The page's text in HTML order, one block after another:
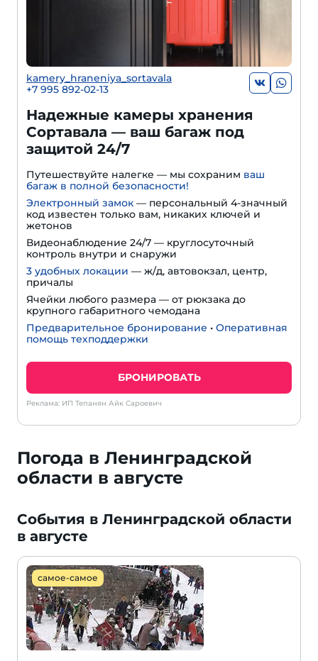
kamery_hraneniya_sortavala
+7 995 892-02-13
Надежные камеры хранения
Сортавала — ваш багаж под
защитой 24/7
Путешествуйте налегке — мы сохраним ваш
багаж в полной безопасности!
Электронный замок — персональный 4-значный
код известен только вам, никаких ключей и
жетонов
Видеонаблюдение 24/7 — круглосуточный
контроль внутри и снаружи
3 удобных локации — ж/д, автовокзал, центр,
причалы
Ячейки любого размера — от рюкзака до
крупного габаритного чемодана
Предварительное бронирование • Оперативная
помощь техподдержки
БРОНИРОВАТЬ
Реклама: ИП Тепанян Айк Сароевич
Погода в Ленинградской
области в августе
События в Ленинградской области
в августе
самое-самое